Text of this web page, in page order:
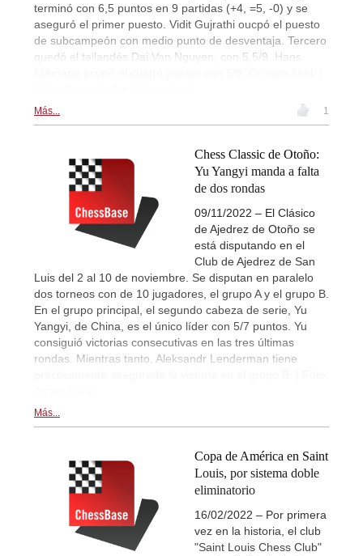
terminó con 6,5 puntos en 9 partidas (+4, =5, -0) y se
aseguró el primer puesto. Vidit Gujrathi oucpó el puesto
de subcampeón con medio punto de desventaja. Tercero
quedó el tailandés Dai Van Nguyen, con 5,5/9. Hans
Más... 1
Chess Classic de Otoño:
Yu Yangyi manda a falta
de dos rondas
09/11/2022 – El Clásico
de Ajedrez de Otoño se
está disputando en el
Club de Ajedrez de San
Luis del 2 al 10 de noviembre. Se disputan en paralelo
dos torneos con de 10 jugadores, el grupo A y el grupo B.
En el grupo principal, el segundo cabeza de serie, Yu
Yangyi, de China, es el único líder con 5/7 puntos. Yu
consiguió victorias consecutivas en las tres últimas
rondas. Mientras tanto, Aleksandr Lenderman tiene
Más...
Copa de América en Saint
Louis, por sistema doble
eliminatorio
16/02/2022 – Por primera
vez en la historia, el club
"Saint Louis Chess Club"